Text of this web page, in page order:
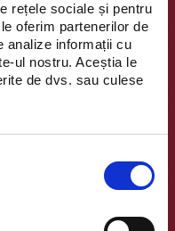
rețele sociale și pentru
oferim partenerilor de
analize informații cu
ul nostru. Aceștia le
de dvs. sau culese
dedicată
vizitatorilor, cu
de a câștiga
produse surpriză.
campaniei.